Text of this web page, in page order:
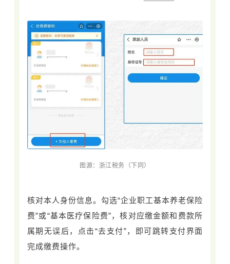
图源：浙江税务（下同）
核对本人身份信息。勾选“企业职工基本养老保险
费”或“基本医疗保险费”，核对应缴金额和费款所
属期无误后，点击“去支付”，即可跳转支付界面
完成缴费操作。